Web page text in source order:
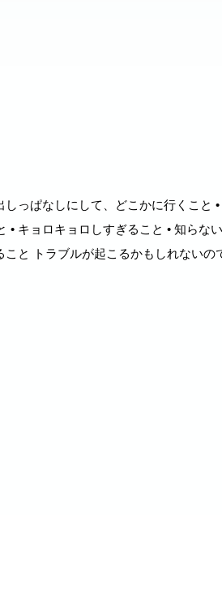
っぱなしにして、どこかに⾏くこと
キョロキョロしすぎること • 知らな
と トラブルが起こるかもしれないの